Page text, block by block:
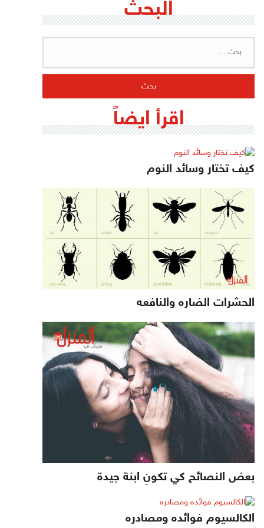
البحث
اقرأ ايضاً
كيف تختار وسائد النوم
الحشرات الضاره والنافعه
بعض النصائح كي تكونِ ابنة جيدة
الكالسيوم فوائده ومصادره